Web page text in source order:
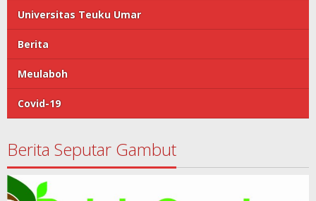
Universitas Teuku Umar
Berita
Meulaboh
Covid-19
Berita Seputar Gambut